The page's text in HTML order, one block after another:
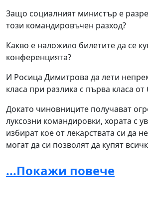
Защо социалният министър е
този командировъчен разход?
Какво е наложило билетите да се
конференцията?
И Росица Димитрова да лети
класа при разлика с първа класа от
Докато чиновниците получават
луксозни командировки, хората с
избират кое от лекарствата си да
могат да си позволят да купят
Докато социалното министерство
...Покажи повече